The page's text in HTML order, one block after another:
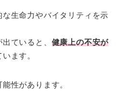
生命力やバイタリティを示
ていると、 健康上の不安が
ます。
性があります。